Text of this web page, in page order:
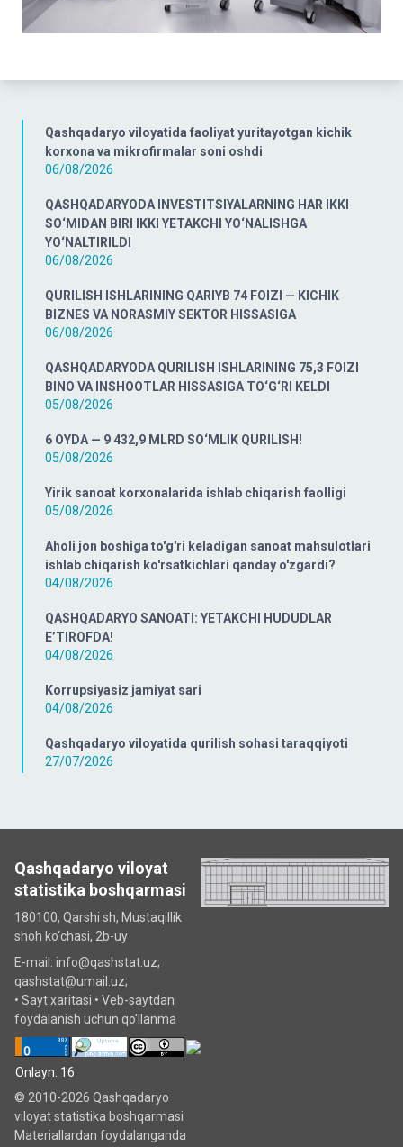
Qashqadaryo viloyatida faoliyat yuritayotgan kichik
korxona va mikrofirmalar soni oshdi
06/08/2026
QASHQADARYODA INVESTITSIYALARNING HAR IKKI
SO‘MIDAN BIRI IKKI YETAKCHI YO‘NALISHGA
YO‘NALTIRILDI
06/08/2026
QURILISH ISHLARINING QARIYB 74 FOIZI — KICHIK
BIZNES VA NORASMIY SEKTOR HISSASIGA
06/08/2026
QASHQADARYODA QURILISH ISHLARINING 75,3 FOIZI
BINO VA INSHOOTLAR HISSASIGA TO‘G‘RI KELDI
05/08/2026
6 OYDA — 9 432,9 MLRD SO‘MLIK QURILISH!
05/08/2026
Yirik sanoat korxonalarida ishlab chiqarish faolligi
05/08/2026
Aholi jon boshiga to'g'ri keladigan sanoat mahsulotlari
ishlab chiqarish ko'rsatkichlari qanday o'zgardi?
04/08/2026
QASHQADARYO SANOATI: YETAKCHI HUDUDLAR
E’TIROFDA!
04/08/2026
Korrupsiyasiz jamiyat sari
04/08/2026
Qashqadaryo viloyatida qurilish sohasi taraqqiyoti
27/07/2026
Qashqadaryo viloyat
statistika boshqarmasi
180100, Qarshi sh, Mustаqillik
shoh ko‘chаsi, 2b-uy
E-mail: info@qashstat.uz;
qashstat@umail.uz;
• Sayt xaritasi • Veb-saytdan
foydalanish uchun qo'llanma
Onlayn: 16
© 2010-2026 Qashqadaryo
viloyat statistika boshqarmasi
Materiallardan foydalanganda